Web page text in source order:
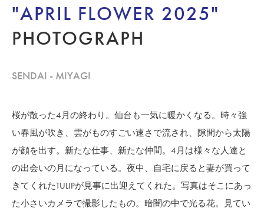
STUDIO
"APRIL FLOWER 2025"
PHOTOGRAPH
SENDAI - MIYAGI
桜が散った4月の終わり。仙台も一気に暖かくなる。時々強
い春風が吹き、雲がものすごい速さで流され、隙間から太陽
が顔を出す。新たな仕事、新たな仲間。4月は様々な人達と
の出会いの月になっている。夜中、自宅に戻ると妻が買って
きてくれたTULIPが見事に出迎えてくれた。写真はそこにあっ
た小さいカメラで撮影したもの。暗闇の中で光る花。見てい